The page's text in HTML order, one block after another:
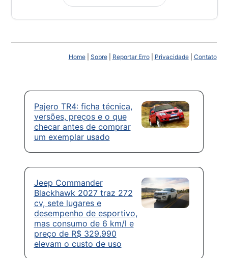
Home| Sobre| Reportar Erro| Privacidade| Contato
Pajero TR4: ficha técnica,
versões, preços e o que
checar antes de comprar
um exemplar usado
Jeep Commander
Blackhawk 2027 traz 272
cv, sete lugares e
desempenho de esportivo,
mas consumo de 6 km/l e
preço de R$ 329.990
elevam o custo de uso